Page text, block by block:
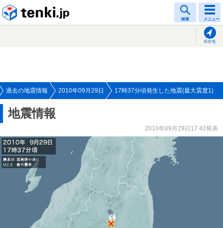
検索 メニュー
現在地
過去の地震情報 2010年09月29日 17時37分頃発生した地震(最大震度1)
地震情報
2010年09月29日17:42発表